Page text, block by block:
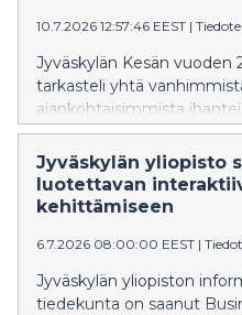
10.7.2026 12:57:46 EEST | Tiedote
Jyväskylän Kesän vuoden
tarkasteli yhtä
ajankohtaisimmista
aikana keskusteluissa
aikana, jolloin huomiosta
ennennäkemättömällä
ajatteluamme ja
Jyväskylän yliopisto
luotettavan
kehittämiseen
6.7.2026 08:00:00 EEST |
Jyväskylän yliopiston
tiedekunta on saanut